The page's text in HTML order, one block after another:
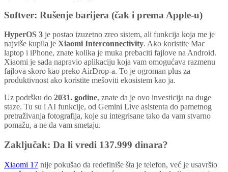
Softver: Rušenje barijera (čak i prema Apple-u)
HyperOS 3 je postao izuzetno zreo sistem, ali funkcija koja me je
najviše kupila je Xiaomi Interconnectivity. Ako koristite Mac
laptop i iPhone, znate kolika je muka prebaciti fajlove na Android.
Xiaomi je sada napravio aplikaciju koja vam omogućava razmenu
fajlova skoro kao preko AirDrop-a. To je ogroman plus za
produktivnost ako koristite mešoviti ekosistem kao ja.
Uz podršku do 2031. godine, znate da je ovo investicija na duge
staze. Tu su i AI funkcije, od Gemini Live asistenta do pametnog
pretraživanja fotografija, koje su integrisane tako da vam stvarno
pomažu, a ne da vam smetaju.
Zaključak: Da li vredi 137.999 dinara?
Xiaomi 17 nije pokušao da redefiniše šta je telefon, već je usavršio